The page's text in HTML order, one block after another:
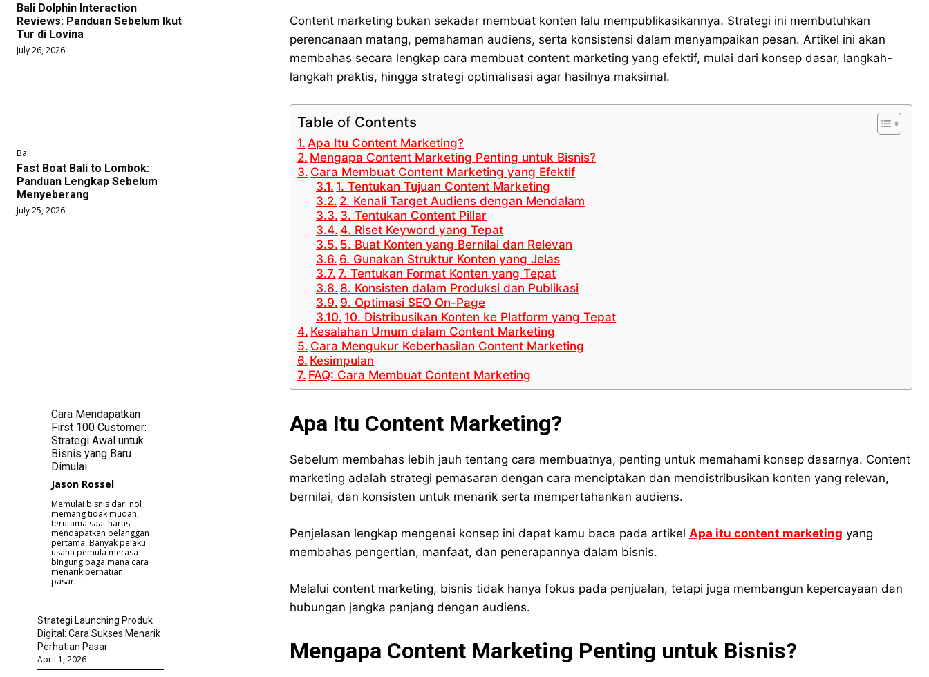
Bali Dolphin Interaction
Reviews: Panduan Sebelum Ikut
Tur di Lovina
July 26, 2026
Bali
Fast Boat Bali to Lombok:
Panduan Lengkap Sebelum
Menyeberang
July 25, 2026
Cara Mendapatkan
First 100 Customer:
Strategi Awal untuk
Bisnis yang Baru
Dimulai
Jason Rossel
Memulai bisnis dari nol
memang tidak mudah,
terutama saat harus
mendapatkan pelanggan
pertama. Banyak pelaku
usaha pemula merasa
bingung bagaimana cara
menarik perhatian
pasar...
Strategi Launching Produk
Digital: Cara Sukses Menarik
Perhatian Pasar
April 1, 2026
Content marketing bukan sekadar membuat konten lalu mempublikasikannya. Strategi ini membutuhkan
perencanaan matang, pemahaman audiens, serta konsistensi dalam menyampaikan pesan. Artikel ini akan
membahas secara lengkap cara membuat content marketing yang efektif, mulai dari konsep dasar, langkah-
langkah praktis, hingga strategi optimalisasi agar hasilnya maksimal.
Table of Contents
Apa Itu Content Marketing?
Mengapa Content Marketing Penting untuk Bisnis?
Cara Membuat Content Marketing yang Efektif
1. Tentukan Tujuan Content Marketing
2. Kenali Target Audiens dengan Mendalam
3. Tentukan Content Pillar
4. Riset Keyword yang Tepat
5. Buat Konten yang Bernilai dan Relevan
6. Gunakan Struktur Konten yang Jelas
7. Tentukan Format Konten yang Tepat
8. Konsisten dalam Produksi dan Publikasi
9. Optimasi SEO On-Page
10. Distribusikan Konten ke Platform yang Tepat
Kesalahan Umum dalam Content Marketing
Cara Mengukur Keberhasilan Content Marketing
Kesimpulan
FAQ: Cara Membuat Content Marketing
Apa Itu Content Marketing?
Sebelum membahas lebih jauh tentang cara membuatnya, penting untuk memahami konsep dasarnya. Content
marketing adalah strategi pemasaran dengan cara menciptakan dan mendistribusikan konten yang relevan,
bernilai, dan konsisten untuk menarik serta mempertahankan audiens.
Penjelasan lengkap mengenai konsep ini dapat kamu baca pada artikel Apa itu content marketing yang
membahas pengertian, manfaat, dan penerapannya dalam bisnis.
Melalui content marketing, bisnis tidak hanya fokus pada penjualan, tetapi juga membangun kepercayaan dan
hubungan jangka panjang dengan audiens.
Mengapa Content Marketing Penting untuk Bisnis?